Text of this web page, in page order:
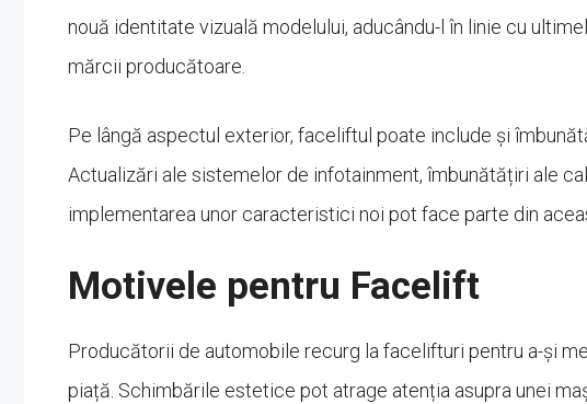
nouă identitate vizuală modelului, aducându-l în linie cu
mărcii producătoare.
Pe lângă aspectul exterior, faceliftul poate include și
Actualizări ale sistemelor de infotainment, îmbunătățiri ale
implementarea unor caracteristici noi pot face parte din
Motivele pentru Facelift
Producătorii de automobile recurg la facelifturi pentru a-și
piață. Schimbările estetice pot atrage atenția asupra unei